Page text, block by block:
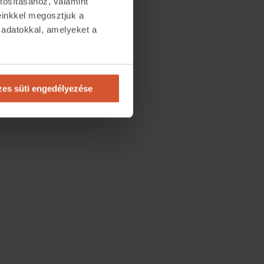
megosztjuk a
amelyeket a
süti engedélyezése